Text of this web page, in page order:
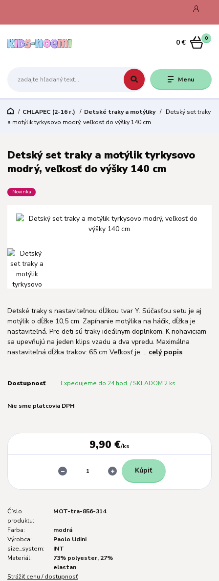
Menu
0
0 €
CHLAPEC (2-16 r.) Detské traky a motýliky
Detský set traky
a motýlik tyrkysovo modrý, veľkosť do výšky 140 cm
Detský set traky a motýlik tyrkysovo
modrý, veľkosť do výšky 140 cm
Novinka
Detské traky s nastaviteľnou dĺžkou tvar Y. Súčasťou setu je aj
motýlik o dĺžke 10,5 cm. Zapínanie motýlika na háčik, dĺžka je
nastaviteľná. Pre deti sú traky ideálnym doplnkom. K nohaviciam
sa upevňujú na jeden klips vzadu a dva vpredu. Maximálna
nastaviteľná dĺžka trakov: 65 cm Veľkosť je ... celý popis
Dostupnosť Expedujeme do 24 hod. / SKLADOM 2 ks
Nie sme platcovia DPH
9,90 €/ks
Kúpiť
Číslo
produktu:
MOT-tra-856-314
Farba:
modrá
Výrobca:
Paolo Udini
size_system:
INT
Materiál:
73% polyester, 27%
elastan
Strážiť cenu / dostupnosť